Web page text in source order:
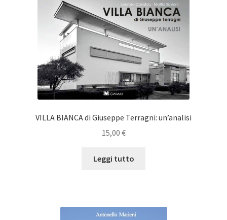
più
recente
VILLA BIANCA di Giuseppe Terragni: un’analisi
15,00 €
Leggi tutto